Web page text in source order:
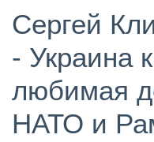
Сергей
- Украина
любимая
НАТО и